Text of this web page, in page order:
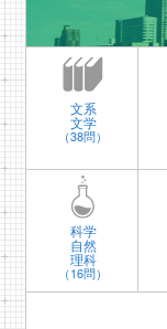
文系
文学
（38問）
科学
自然
理科
（16問）